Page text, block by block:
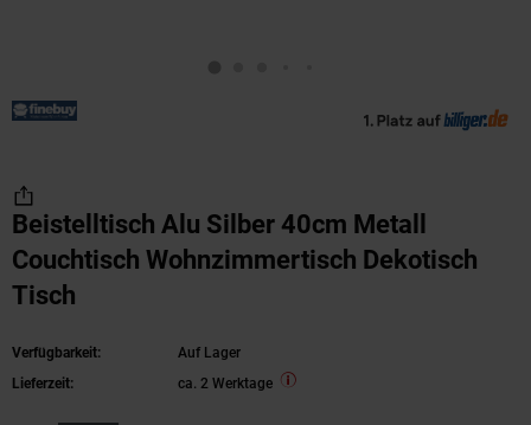
Beistelltisch Alu Silber 40cm Metall
Couchtisch Wohnzimmertisch Dekotisch
Tisch
Verfügbarkeit:
Auf Lager
Lieferzeit:
ca. 2 Werktage